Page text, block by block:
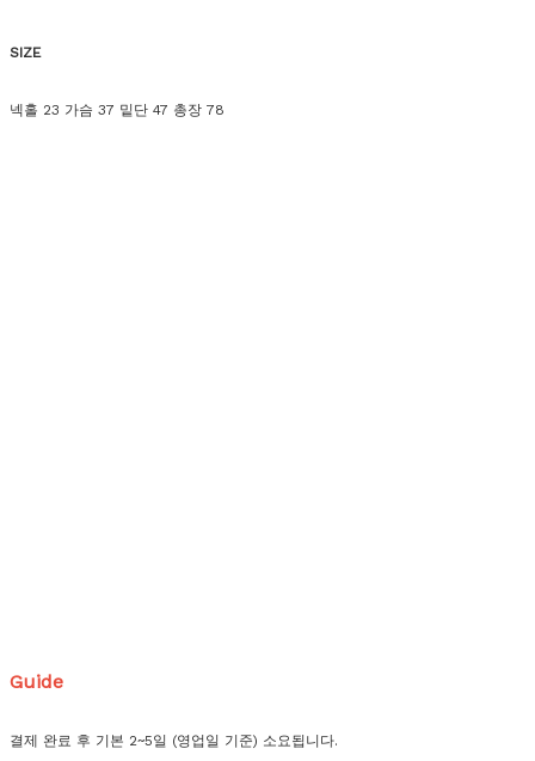
SIZE
넥홀 23 가슴 37 밑단 47 총장 78
Guide
결제 완료 후 기본 2~5일 (영업일 기준) 소요됩니다.